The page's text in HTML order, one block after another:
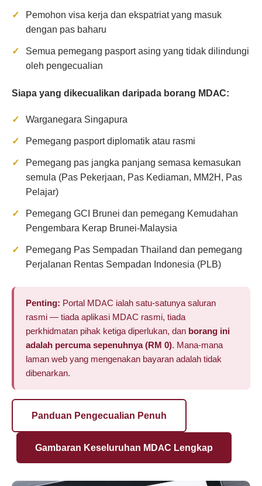
Pemohon visa kerja dan ekspatriat yang masuk
dengan pas baharu
Semua pemegang pasport asing yang tidak dilindungi
oleh pengecualian
Siapa yang dikecualikan daripada borang MDAC:
Warganegara Singapura
Pemegang pasport diplomatik atau rasmi
Pemegang pas jangka panjang semasa kemasukan
semula (Pas Pekerjaan, Pas Kediaman, MM2H, Pas
Pelajar)
Pemegang GCI Brunei dan pemegang Kemudahan
Pengembara Kerap Brunei-Malaysia
Pemegang Pas Sempadan Thailand dan pemegang
Perjalanan Rentas Sempadan Indonesia (PLB)
Penting: Portal MDAC ialah satu-satunya saluran
rasmi — tiada aplikasi MDAC rasmi, tiada
perkhidmatan pihak ketiga diperlukan, dan borang ini
adalah percuma sepenuhnya (RM 0). Mana-mana
laman web yang mengenakan bayaran adalah tidak
dibenarkan.
Panduan Pengecualian Penuh
Gambaran Keseluruhan MDAC Lengkap